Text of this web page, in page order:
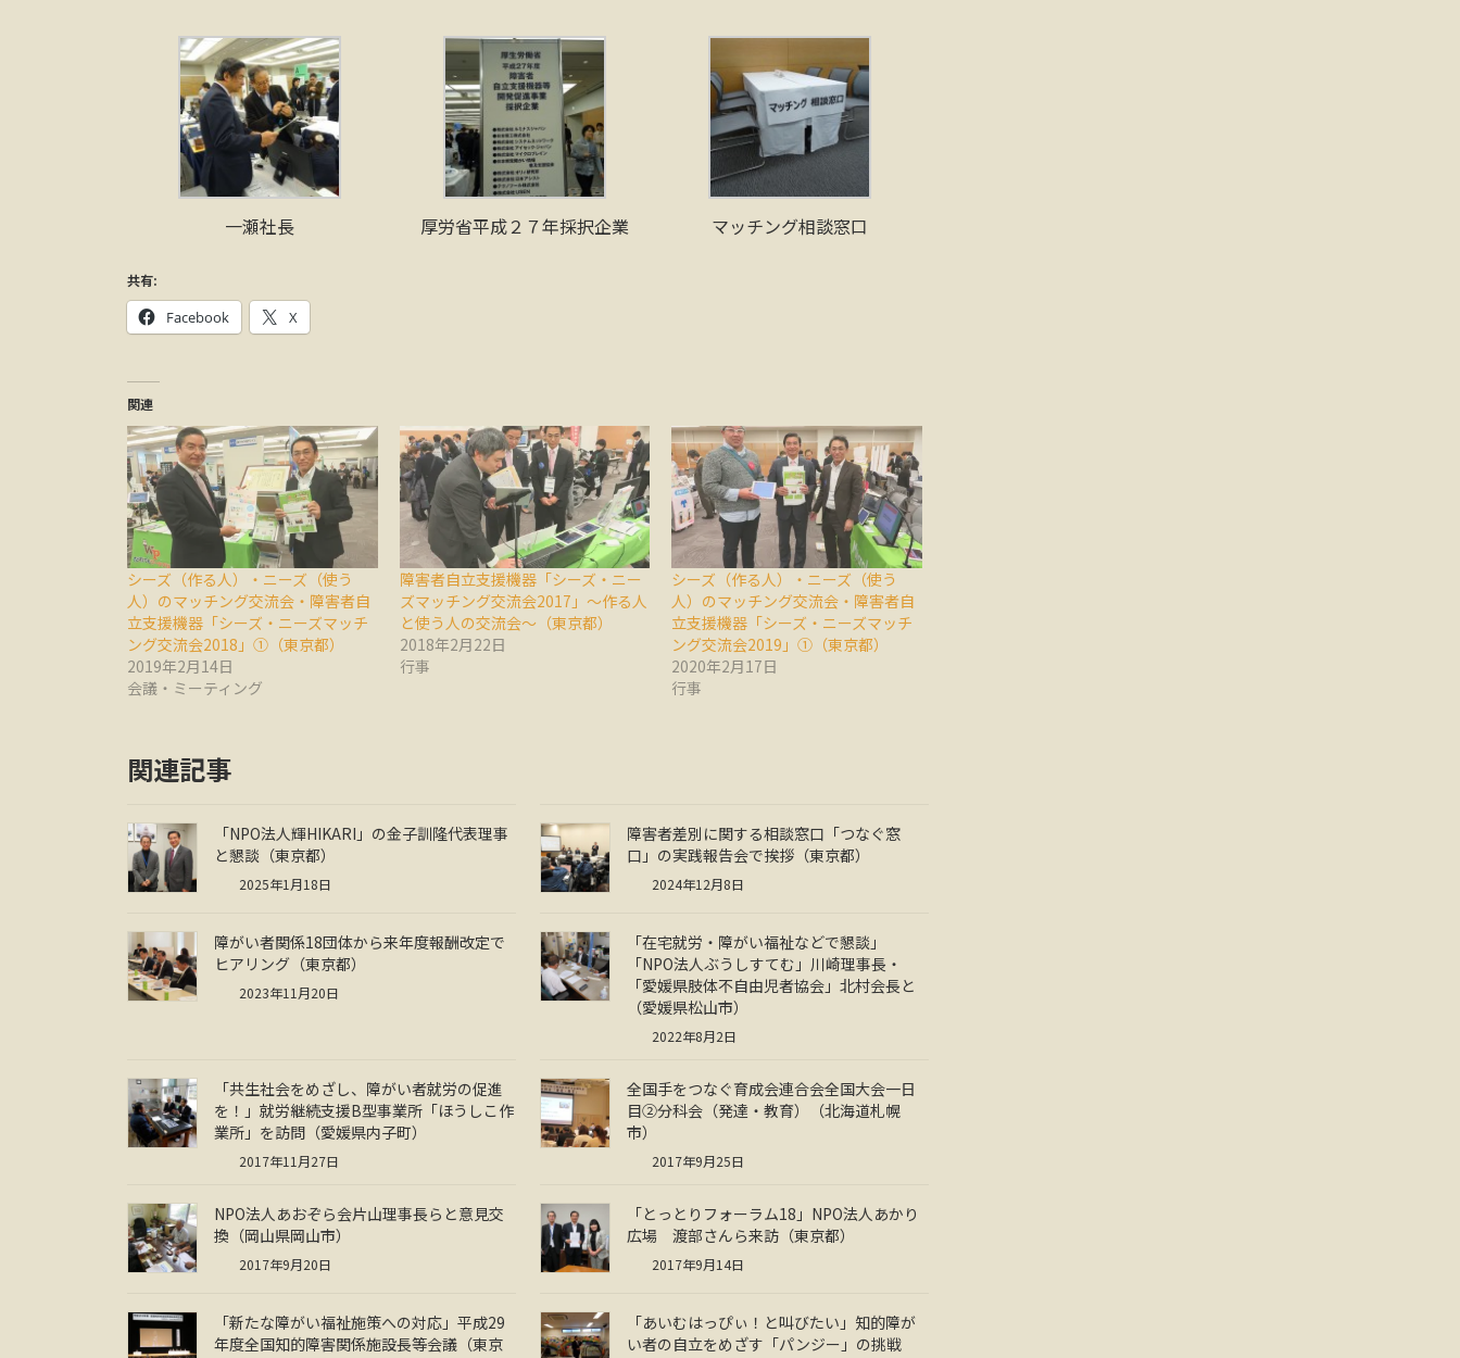
一瀬社長 厚労省平成２７年採択企業 マッチング相談窓口
共有:
Facebook X
関連
シーズ（作る人）・ニーズ（使う
人）のマッチング交流会・障害者自
立支援機器「シーズ・ニーズマッチ
ング交流会2018」①（東京都）
2019年2月14日
会議・ミーティング
障害者自立支援機器「シーズ・ニー
ズマッチング交流会2017」～作る人
と使う人の交流会～（東京都）
2018年2月22日
行事
シーズ（作る人）・ニーズ（使う
人）のマッチング交流会・障害者自
立支援機器「シーズ・ニーズマッチ
ング交流会2019」①（東京都）
2020年2月17日
行事
関連記事
「NPO法人輝HIKARI」の金子訓隆代表理事
と懇談（東京都）
2025年1月18日
障害者差別に関する相談窓口「つなぐ窓
口」の実践報告会で挨拶（東京都）
2024年12月8日
障がい者関係18団体から来年度報酬改定で
ヒアリング（東京都）
2023年11月20日
「在宅就労・障がい福祉などで懇談」
「NPO法人ぶうしすてむ」川崎理事長・
「愛媛県肢体不自由児者協会」北村会長と
（愛媛県松山市）
2022年8月2日
「共生社会をめざし、障がい者就労の促進
を！」就労継続支援B型事業所「ほうしこ作
業所」を訪問（愛媛県内子町）
2017年11月27日
全国手をつなぐ育成会連合会全国大会一日
目②分科会（発達・教育）（北海道札幌
市）
2017年9月25日
NPO法人あおぞら会片山理事長らと意見交
換（岡山県岡山市）
2017年9月20日
「とっとりフォーラム18」NPO法人あかり
広場 渡部さんら来訪（東京都）
2017年9月14日
「新たな障がい福祉施策への対応」平成29
年度全国知的障害関係施設長等会議（東京
「あいむはっぴぃ！と叫びたい」知的障が
い者の自立をめざす「パンジー」の挑戦